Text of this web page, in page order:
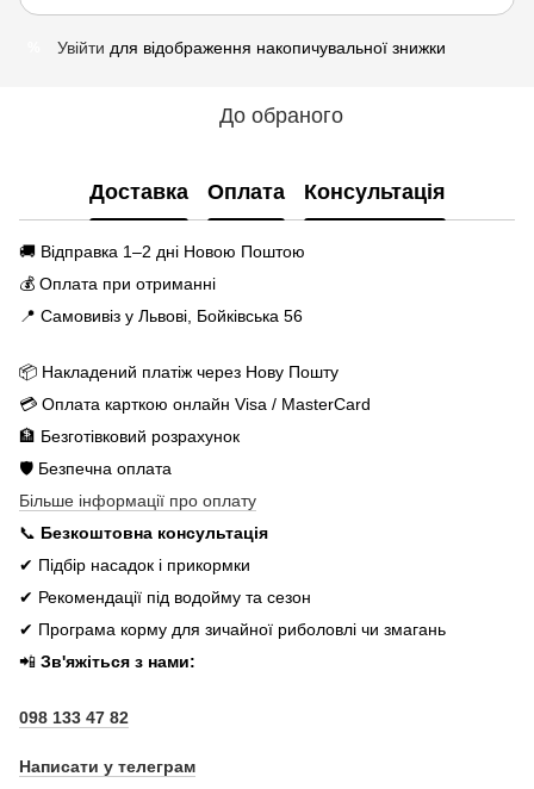
Увійти для відображення накопичувальної знижки
До обраного
Доставка Оплата Консультація
🚚 Відправка 1–2 дні Новою Поштою
💰 Оплата при отриманні
📍 Самовивіз у Львові, Бойківська 56
📦 Накладений платіж через Нову Пошту
💳 Оплата карткою онлайн Visa / MasterCard
🏦 Безготівковий розрахунок
🛡️ Безпечна оплата
Більше інформації про оплату
📞 Безкоштовна консультація
✔ Підбір насадок і прикормки
✔ Рекомендації під водойму та сезон
✔ Програма корму для зичайної риболовлі чи змагань
📲 Зв'яжіться з нами:
098 133 47 82
Написати у телеграм